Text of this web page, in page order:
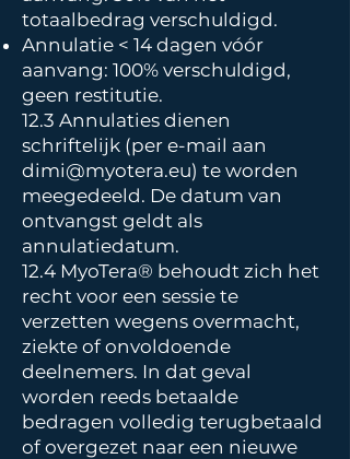
totaalbedrag verschuldigd.
Annulatie < 14 dagen vóór
aanvang: 100% verschuldigd,
geen restitutie.
12.3 Annulaties dienen
schriftelijk (per e-mail aan
dimi@myotera.eu) te worden
meegedeeld. De datum van
ontvangst geldt als
annulatiedatum.
12.4 MyoTera® behoudt zich het
recht voor een sessie te
verzetten wegens overmacht,
ziekte of onvoldoende
deelnemers. In dat geval
worden reeds betaalde
bedragen volledig terugbetaald
of overgezet naar een nieuwe